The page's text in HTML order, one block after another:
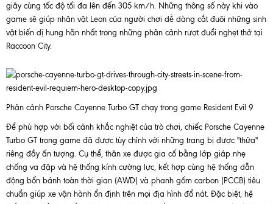
giây cùng tốc độ tối đa lên đến 305 km/h. Những thông số này khi vào
game sẽ giúp nhân vật Leon của người chơi dễ dàng cắt đuôi những sinh
vật biến dị hung hãn nhất trong những phân cảnh rượt đuổi nghẹt thở tại
Raccoon City.
Phân cảnh Porsche Cayenne Turbo GT chạy trong game Resident Evil 9
Để phù hợp với bối cảnh khắc nghiệt của trò chơi, chiếc Porsche Cayenne
Turbo GT trong game đã được tùy chỉnh với những trang bị được "thửa"
riêng đầy ấn tượng. Cụ thể, thân xe được gia cố bằng lớp giáp nhẹ
chống va đập và hệ thống kính cường lực, kết hợp cùng hệ thống dẫn
động bốn bánh toàn thời gian (AWD) và phanh gốm carbon (PCCB) tiêu
chuẩn giúp xe vận hành ổn định trên mọi địa hình đổ nát. Đặc biệt, hệ